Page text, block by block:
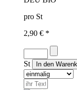
pro St
2,90 € *
St